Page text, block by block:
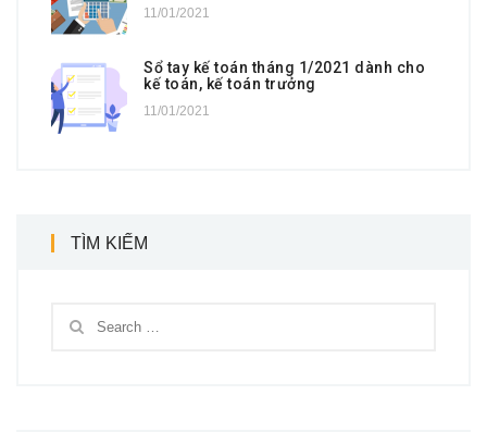
11/01/2021
Sổ tay kế toán tháng 1/2021 dành cho
kế toán, kế toán trưởng
11/01/2021
TÌM KIẾM